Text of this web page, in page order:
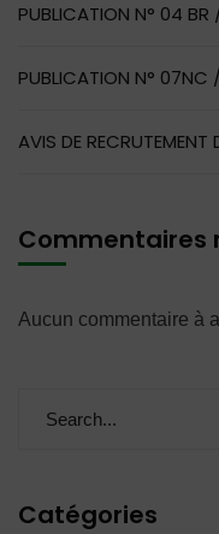
PUBLICATION N° 04
PUBLICATION N°
AVIS DE
Commentaires
Aucun commentaire à
Catégories